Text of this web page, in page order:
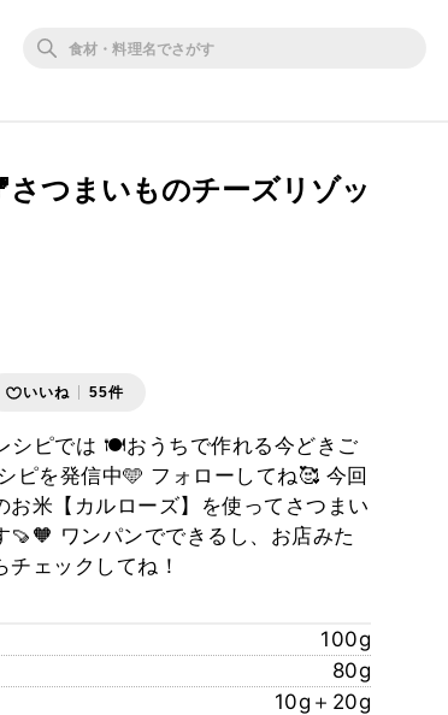
つまいものチーズリゾッ
いいね 55件
シピでは 🍽️おうちで作れる今どきご
ピを発信中🩵 フォローしてね🥰 今回
米【カルローズ】を使ってさつまい
🍠🧡 ワンパンでできるし、お店みた
ェックしてね！
100g
80g
10g＋20g